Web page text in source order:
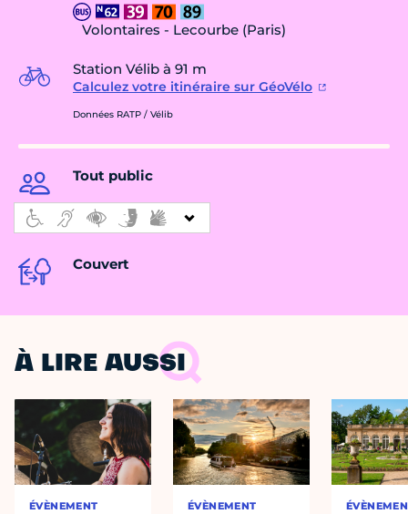
Volontaires - Lecourbe (Paris)
Station Vélib à 91 m
Calculez votre itinéraire sur GéoVélo
Données RATP / Vélib
Tout public
Couvert
À LIRE AUSSI
ÉVÈNEMENT ÉVÈNEMENT